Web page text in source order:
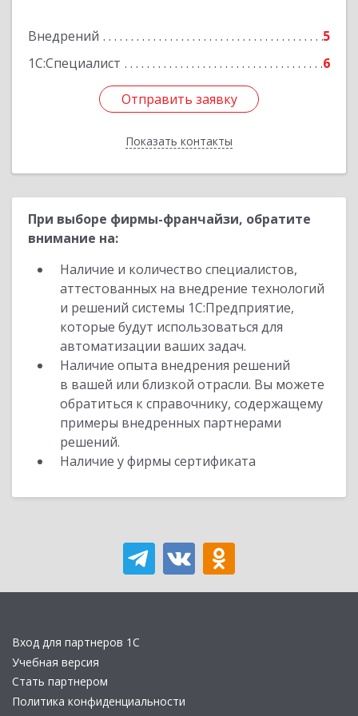
Внедрений
5
1С:Специалист
6
Отправить заявку
Показать контакты
Отправить заявку
Назад
При выборе фирмы-франчайзи, обратите
внимание на:
Наличие и количество специалистов,
аттестованных на внедрение технологий
и решений системы 1С:Предприятие,
которые будут использоваться для
автоматизации ваших задач.
Наличие опыта внедрения решений
в вашей или близкой отрасли. Вы можете
обратиться к справочнику, содержащему
примеры внедренных партнерами
решений.
Наличие у фирмы сертификата
Вход для партнеров 1С
Учебная версия
Стать партнером
Политика конфиденциальности